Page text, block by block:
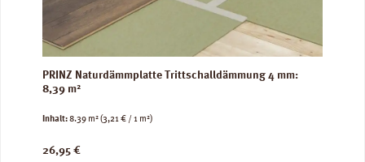
PRINZ Naturdämmplatte Trittschalldämmung 4 mm:
8,39 m²
Inhalt:8.39 m²(3,21 € / 1 m²)
Regulärer Preis:
26,95 €